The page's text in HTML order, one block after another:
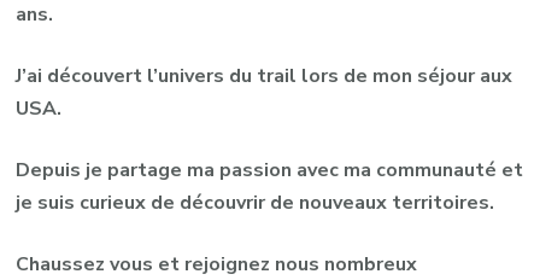
ans.
J’ai découvert l’univers du trail lors de mon séjour aux
USA.
Depuis je partage ma passion avec ma communauté et
je suis curieux de découvrir de nouveaux territoires.
Chaussez vous et rejoignez nous nombreux